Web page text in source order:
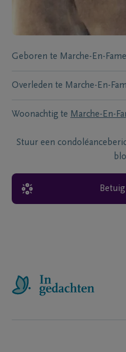
Geboren te Marche-En-
Overleden te Marche-En-
Woonachtig te Marche-En-
Stuur een